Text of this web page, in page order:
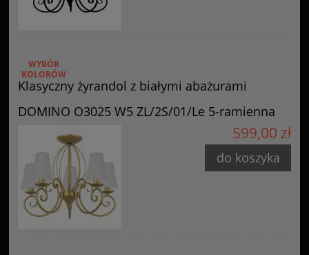
Klasyczny żyrandol z białymi abażurami
DOMINO O3025 W5 ZL/2S/01/Le 5-ramienna
WYBÓR
KOLORÓW
599,00 zł
do koszyka